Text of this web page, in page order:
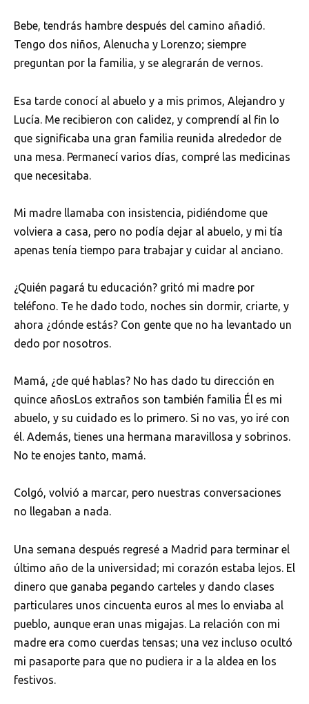
Bebe, tendrás hambre después del camino añadió.
Tengo dos niños, Alenucha y Lorenzo; siempre
preguntan por la familia, y se alegrarán de vernos.
Esa tarde conocí al abuelo y a mis primos, Alejandro y
Lucía. Me recibieron con calidez, y comprendí al fin lo
que significaba una gran familia reunida alrededor de
una mesa. Permanecí varios días, compré las medicinas
que necesitaba.
Mi madre llamaba con insistencia, pidiéndome que
volviera a casa, pero no podía dejar al abuelo, y mi tía
apenas tenía tiempo para trabajar y cuidar al anciano.
¿Quién pagará tu educación? gritó mi madre por
teléfono. Te he dado todo, noches sin dormir, criarte, y
ahora ¿dónde estás? Con gente que no ha levantado un
dedo por nosotros.
Mamá, ¿de qué hablas? No has dado tu dirección en
quince añosLos extraños son también familia Él es mi
abuelo, y su cuidado es lo primero. Si no vas, yo iré con
él. Además, tienes una hermana maravillosa y sobrinos.
No te enojes tanto, mamá.
Colgó, volvió a marcar, pero nuestras conversaciones
no llegaban a nada.
Una semana después regresé a Madrid para terminar el
último año de la universidad; mi corazón estaba lejos. El
dinero que ganaba pegando carteles y dando clases
particulares unos cincuenta euros al mes lo enviaba al
pueblo, aunque eran unas migajas. La relación con mi
madre era como cuerdas tensas; una vez incluso ocultó
mi pasaporte para que no pudiera ir a la aldea en los
festivos.